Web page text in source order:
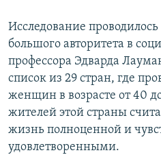
Исследование
большого авторитета в
профессора Эдварда
список из 29 стран, где
женщин в возрасте от 40
жителей этой страны
жизнь полноценной и
удовлетворенными.